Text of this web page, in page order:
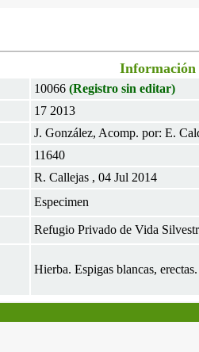
Información
10066 (Registro sin editar)
17 2013
J. González, Acomp. por: E.
11640
R. Callejas , 04 Jul 2014
Especimen
Refugio Privado de Vida
Hierba. Espigas blancas, erectas.